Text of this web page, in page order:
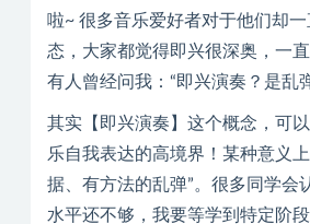
啦~ 很多音乐爱好者对于他们却
态，大家都觉得即兴很深奥，一
有人曾经问我：“即兴演奏？是乱
其实【即兴演奏】这个概念，可
乐自我表达的高境界！某种意义
据、有方法的乱弹”。很多同学会
水平还不够，我要等学到特定阶